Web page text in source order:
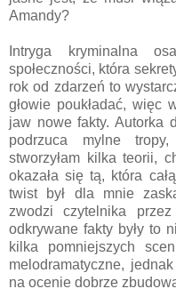
Amandy?
Intryga kryminalna
społeczności, która
rok od zdarzeń to
głowie poukładać, więc
jaw nowe fakty. Autorka
podrzuca mylne
stworzyłam kilka teorii,
okazała się tą, która
twist był dla mnie
zwodzi czytelnika
odkrywane fakty były to
kilka pomniejszych
melodramatyczne,
na ocenie dobrze